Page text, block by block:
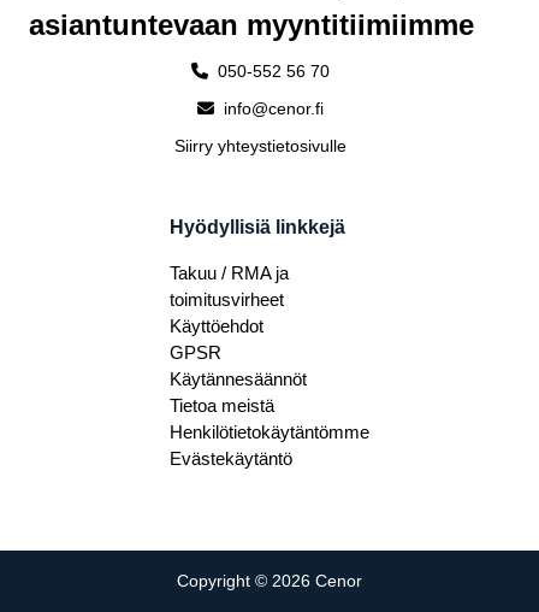
asiantuntevaan myyntitiimiimme
050-552 56 70
info@cenor.fi
Siirry yhteystietosivulle
Hyödyllisiä linkkejä
Takuu / RMA ja
toimitusvirheet
Käyttöehdot
GPSR
Käytännesäännöt
Tietoa meistä
Henkilötietokäytäntömme
Evästekäytäntö
Copyright © 2026 Cenor